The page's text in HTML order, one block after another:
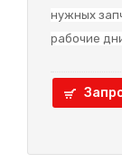
нужных
рабочие